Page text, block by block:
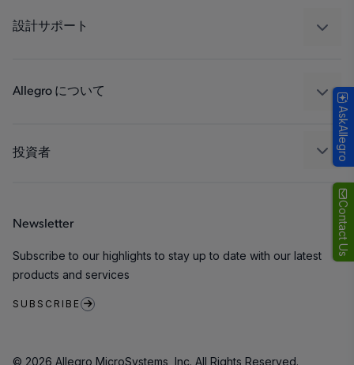
Contact Us
工業
設計サポート
パッケージング
Allegro について
キャリア
お問い合わせ先
投資者
Newsletter
Subscribe to our highlights to stay up to date with our latest
products and services
SUBSCRIBE
© 2026 Allegro MicroSystems, Inc. All Rights Reserved.
AskAllegro